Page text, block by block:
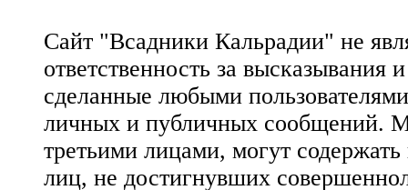
Сайт "Всадники Кальрадии" не
ответственность за
сделанные любыми
личных и публичных сообщений.
третьими лицами, могут
лиц, не достигнувших